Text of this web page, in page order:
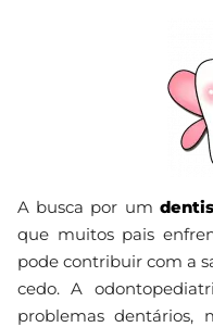
A busca por um
que muitos pais
pode contribuir com a
cedo. A
problemas dentários,